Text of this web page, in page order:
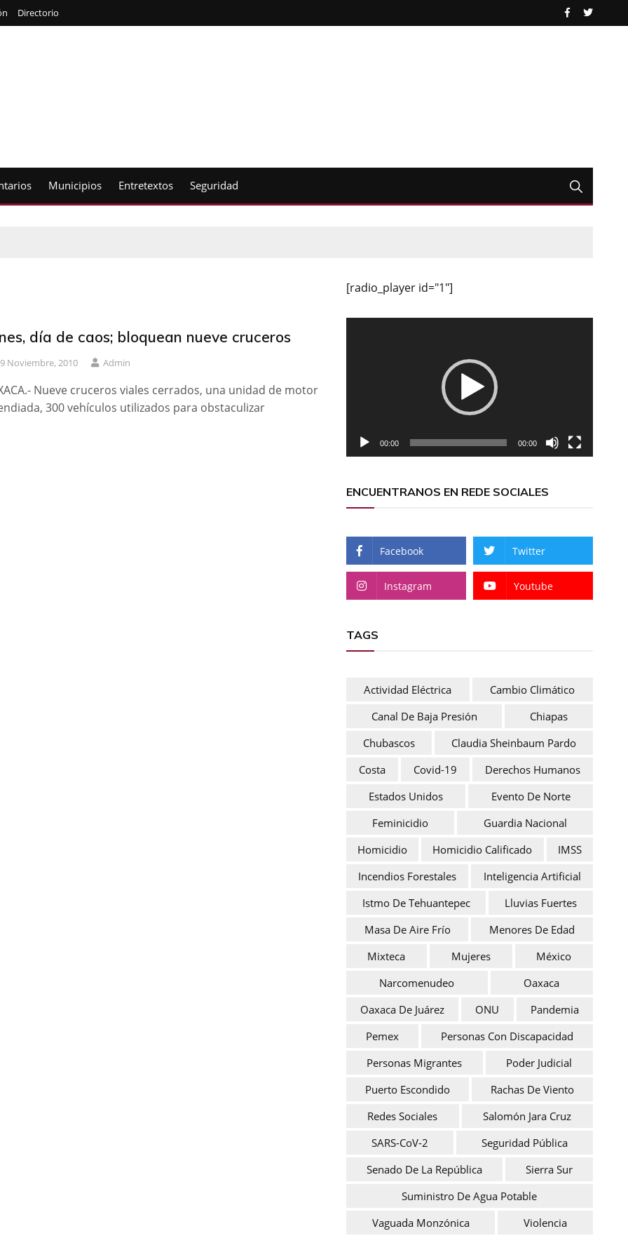
Directorio
Municipios Entretextos Seguridad
día de caos; bloquean nueve cruceros
Noviembre, 2010 Admin
Nueve cruceros viales cerrados, una unidad de motor
300 vehículos utilizados para obstaculizar
[radio_player id="1"]
00:00 00:00
ENCUENTRANOS EN REDE SOCIALES
Facebook Twitter
Instagram Youtube
TAGS
Actividad Eléctrica
Cambio Climático
Canal De Baja Presión
Chiapas
Chubascos
Claudia Sheinbaum Pardo
Costa
Covid-19
Derechos Humanos
Estados Unidos
Evento De Norte
Feminicidio
Guardia Nacional
Homicidio
Homicidio Calificado
IMSS
Incendios Forestales
Inteligencia Artificial
Istmo De Tehuantepec
Lluvias Fuertes
Masa De Aire Frío
Menores De Edad
Mixteca
Mujeres
México
Narcomenudeo
Oaxaca
Oaxaca De Juárez
ONU
Pandemia
Pemex
Personas Con Discapacidad
Personas Migrantes
Poder Judicial
Puerto Escondido
Rachas De Viento
Redes Sociales
Salomón Jara Cruz
SARS-CoV-2
Seguridad Pública
Senado De La República
Sierra Sur
Suministro De Agua Potable
Vaguada Monzónica
Violencia